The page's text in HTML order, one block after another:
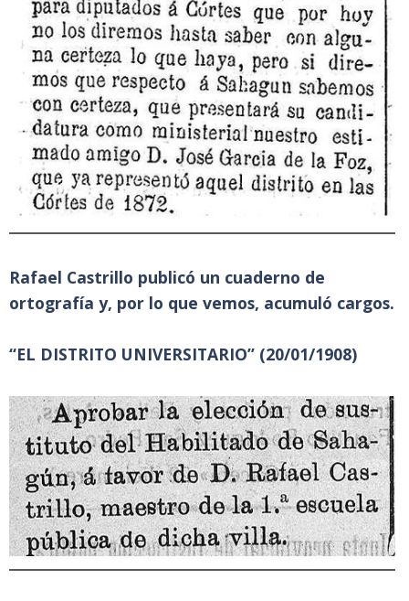
Rafael Castrillo publicó un cuaderno de
ortografía y, por lo que vemos, acumuló cargos.
“EL DISTRITO UNIVERSITARIO” (20/01/1908)